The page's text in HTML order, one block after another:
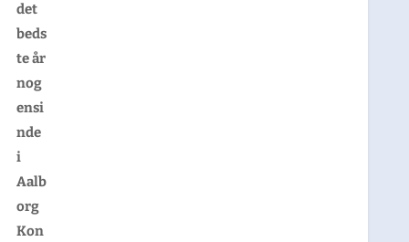
det
beds
te år
nog
ensi
nde
i
Aalb
org
Kon